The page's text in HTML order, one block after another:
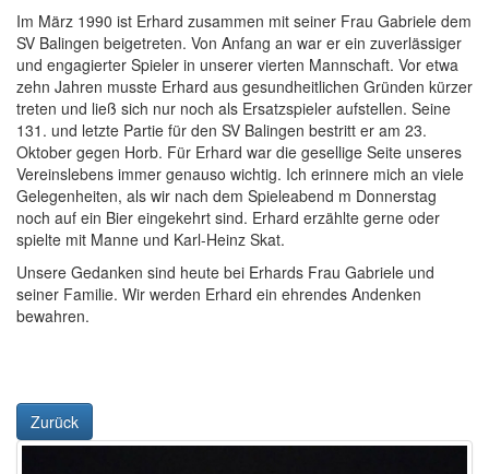
Im März 1990 ist Erhard zusammen mit seiner Frau Gabriele dem
SV Balingen beigetreten. Von Anfang an war er ein zuverlässiger
und engagierter Spieler in unserer vierten Mannschaft. Vor etwa
zehn Jahren musste Erhard aus gesundheitlichen Gründen kürzer
treten und ließ sich nur noch als Ersatzspieler aufstellen. Seine
131. und letzte Partie für den SV Balingen bestritt er am 23.
Oktober gegen Horb. Für Erhard war die gesellige Seite unseres
Vereinslebens immer genauso wichtig. Ich erinnere mich an viele
Gelegenheiten, als wir nach dem Spieleabend m Donnerstag
noch auf ein Bier eingekehrt sind. Erhard erzählte gerne oder
spielte mit Manne und Karl-Heinz Skat.
Unsere Gedanken sind heute bei Erhards Frau Gabriele und
seiner Familie. Wir werden Erhard ein ehrendes Andenken
bewahren.
Zurück